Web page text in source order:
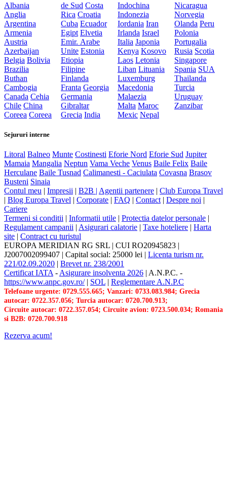
Albania
Anglia
Argentina
Armenia
Austria
Azerbaijan
Belgia Bolivia
Brazilia
Buthan
Cambogia
Canada Cehia
Chile China
Coreea Coreea
de Sud Costa
Rica Croatia
Cuba Ecuador
Egipt Elvetia
Emir. Arabe
Unite Estonia
Etiopia
Filipine
Finlanda
Franta Georgia
Germania
Gibraltar
Grecia India
Indochina
Indonezia
Iordania Iran
Irlanda Israel
Italia Japonia
Kenya Kosovo
Laos Letonia
Liban Lituania
Luxemburg
Macedonia
Malaezia
Malta Maroc
Mexic Nepal
Nicaragua
Norvegia
Olanda Peru
Polonia
Portugalia
Rusia Scotia
Singapore
Spania SUA
Thailanda
Turcia
Uruguay
Zanzibar
Sejururi interne
Litoral Balneo Munte Costinesti Eforie Nord Eforie Sud Jupiter
Mamaia Mangalia Neptun Vama Veche Venus Baile Felix Baile
Herculane Baile Tusnad Calimanesti - Caciulata Covasna Brasov
Busteni Sinaia
Contul meu | Impresii | B2B | Agentii partenere | Club Europa Travel
| Blog Europa Travel | Corporate | FAQ | Contact | Despre noi |
Cariere
Termeni si conditii | Informatii utile | Protectia datelor personale |
Regulament campanii | Asigurari calatorie | Taxe hoteliere | Harta
site | Contract cu turistul
EUROPA MERIDIAN RG SRL | CUI RO20945823 |
J2007002099407 | Capital social: 25000 lei | Licenta turism nr.
221/02.09.2020 | Brevet nr. 238/2001
Certificat IATA - Asigurare insolventa 2026 | A.N.P.C. -
https://www.anpc.gov.ro/| SOL | Reglementare A.N.P.C
Telefoane urgente: 0729.555.665; Vanzari: 0733.083.984; Grecia
autocar: 0722.357.056; Turcia autocar: 0720.700.913;
Circuite autocar: 0722.357.054; Circuite avion: 0723.500.034; Romania
si B2B: 0720.700.918
Rezerva acum!